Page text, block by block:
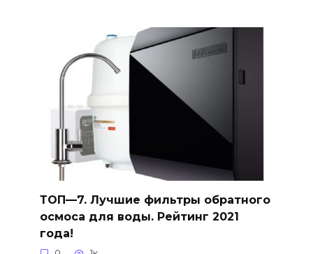
ТОП—7. Лучшие фильтры обратного
осмоса для воды. Рейтинг 2021
года!